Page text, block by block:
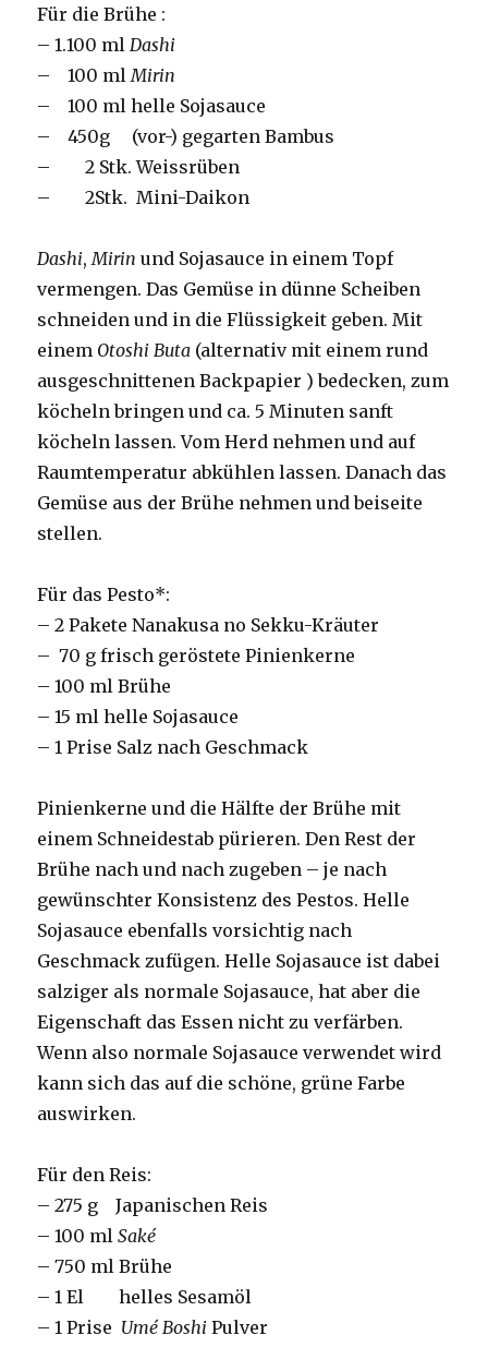
Für die Brühe :
– 1.100 mlDashi
– 100 mlMirin
– 100 ml helle Sojasauce
– 450g (vor-) gegarten Bambus
– 2 Stk. Weissrüben
– 2Stk. Mini-Daikon
Dashi,Mirin und Sojasauce in einem Topf
vermengen. Das Gemüse in dünne Scheiben
schneiden und in die Flüssigkeit geben. Mit
einem Otoshi Buta (alternativ mit einem rund
ausgeschnittenen Backpapier ) bedecken, zum
köcheln bringen und ca. 5 Minuten sanft
köcheln lassen. Vom Herd nehmen und auf
Raumtemperatur abkühlen lassen. Danach das
Gemüse aus der Brühe nehmen und beiseite
stellen.
Für das Pesto*:
– 2 Pakete Nanakusa no Sekku-Kräuter
– 70 g frisch geröstete Pinienkerne
– 100 ml Brühe
– 15 ml helle Sojasauce
– 1 Prise Salz nach Geschmack
Pinienkerne und die Hälfte der Brühe mit
einem Schneidestab pürieren. Den Rest der
Brühe nach und nach zugeben – je nach
gewünschter Konsistenz des Pestos. Helle
Sojasauce ebenfalls vorsichtig nach
Geschmack zufügen. Helle Sojasauce ist dabei
salziger als normale Sojasauce, hat aber die
Eigenschaft das Essen nicht zu verfärben.
Wenn also normale Sojasauce verwendet wird
kann sich das auf die schöne, grüne Farbe
auswirken.
Für den Reis:
– 275 g Japanischen Reis
– 100 mlSaké
– 750 ml Brühe
– 1 El helles Sesamöl
– 1 Prise Umé Boshi Pulver